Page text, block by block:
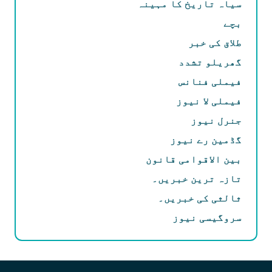
سیاہ تاریخ کا مہینہ
بچے
طلاق کی خبر
گھریلو تشدد
فیملی فنانس
فیملی لا نیوز
جنرل نیوز
گڈمین رے نیوز
بین الاقوامی قانون
تازہ ترین خبریں۔
ثالثی کی خبریں۔
سروگیسی نیوز